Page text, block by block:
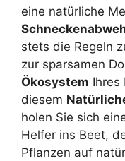
eine natürliche
stets die Regeln
zur sparsamen
Ökosystem Ihres
diesem
holen Sie sich
Helfer ins Beet,
Pflanzen auf